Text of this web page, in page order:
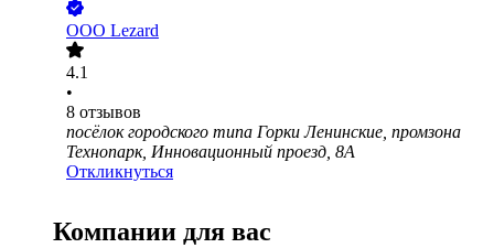
ООО Lezard
4.1
•
8 отзывов
посёлок городского типа Горки Ленинские, промзона
Технопарк, Инновационный проезд, 8А
Откликнуться
Компании для вас